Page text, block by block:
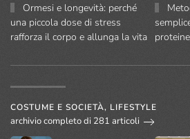
Ormesi e longevità: perché
una piccola dose di stress
rafforza il corpo e allunga la vita
COSTUME E SOCIETÀ, LIFESTYLE
archivio completo di 281 articoli